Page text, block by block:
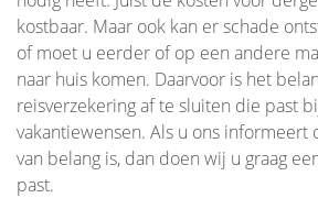
kostbaar. Maar ook kan er schade
of moet u eerder of op een andere
naar huis komen. Daarvoor is het
reisverzekering af te sluiten die past
vakantiewensen. Als u ons informeert
van belang is, dan doen wij u graag
past.